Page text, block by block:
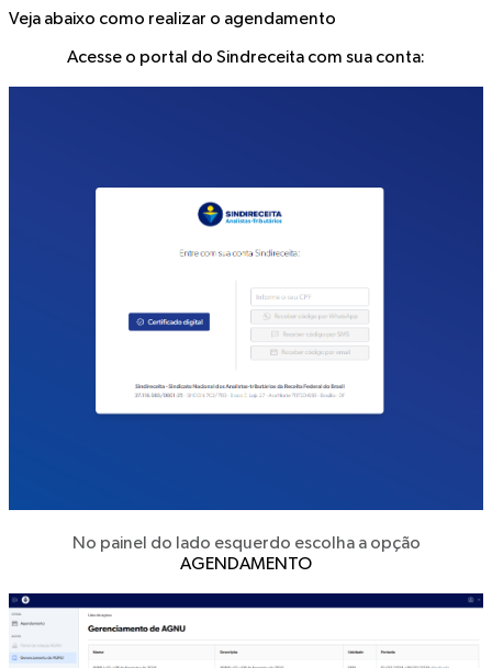
Veja abaixo como realizar o agendamento
Acesse o portal do Sindreceita com sua conta:
No painel do lado esquerdo escolha a opção
AGENDAMENTO